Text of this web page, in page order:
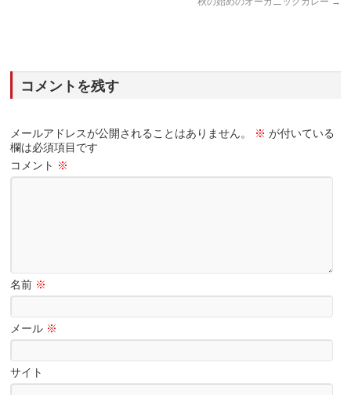
コメントを残す
メールアドレスが公開されることはありません。 ※ が付いている
欄は必須項目です
コメント ※
名前 ※
メール ※
サイト